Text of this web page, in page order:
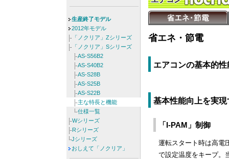
省エネ・節電
エアコンの基本的性
基本性能向上を実
「I-PAM」制御
運転スタート時は高電
で設定温度をキープ。
生産終了モデル
2012年モデル
「ノクリア」Zシリーズ
「ノクリア」Sシリーズ
AS-S56B2
AS-S40B2
AS-S28B
AS-S25B
AS-S22B
主な特長と機能
仕様一覧
Wシリーズ
Rシリーズ
Jシリーズ
おしえて「ノクリア」